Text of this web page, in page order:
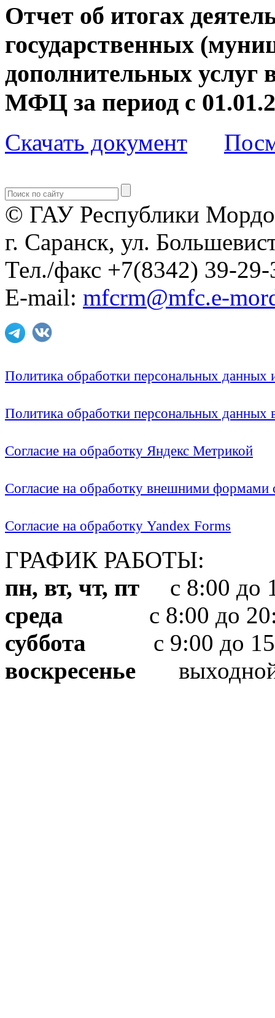
Отчет об итогах
государственных
дополнительных
МФЦ за период с
Скачать документ
© ГАУ Республики
г. Саранск, ул.
Тел./факс +7(8342) 39-29-
E-mail: mfcrm@mfc.e-
Политика обработки персональных
Политика обработки персональных
Согласие на обработку Яндекс Метрикой
Согласие на обработку внешними формами
Согласие на обработку Yandex Forms
ГРАФИК РАБОТЫ:
пн, вт, чт, пт с 8:00 до
среда с 8:00 до
суббота с 9:00 до
воскресенье